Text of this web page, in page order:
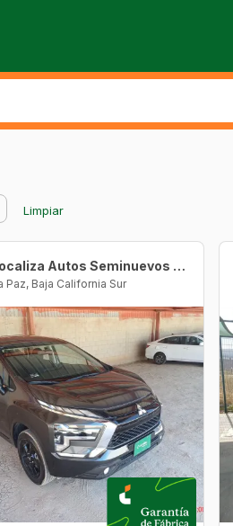
Limpiar
Localiza Autos Seminuevos La Paz
Paz, Baja California Sur